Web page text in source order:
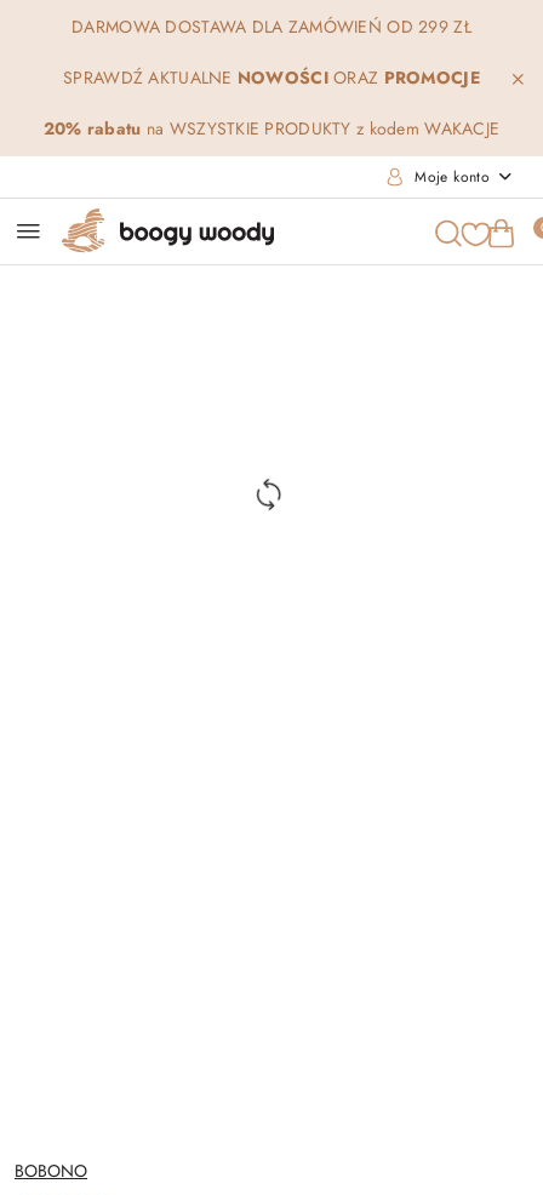
Przejdź do treści głównej
Przejdź do wyszukiwarki
Przejdź do moje konto
Przejdź do menu głównego
Przejdź do opisu produktu
Przejdź do stopki
DARMOWA DOSTAWA DLA ZAMÓWIEŃ OD 299 ZŁ
SPRAWDŹ AKTUALNE NOWOŚCIORAZ PROMOCJE
20% rabatu na WSZYSTKIE PRODUKTY z kodem WAKACJE
Moje konto
NAZWA
PRODUCENTA:
BOBONO